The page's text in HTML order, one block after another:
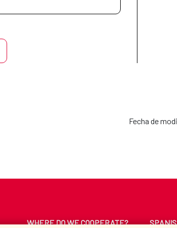
Fecha de
WHERE DO WE COOPERATE?